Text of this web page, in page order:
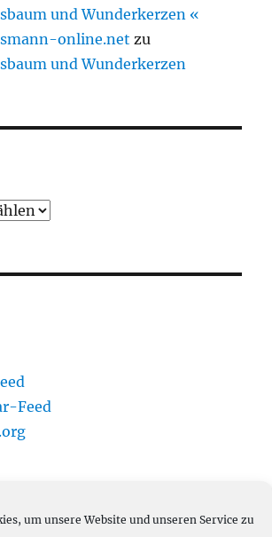
um unsere Website und unseren Service zu
und Wunderkerzen «
online.net zu
und Wunderkerzen
Feed